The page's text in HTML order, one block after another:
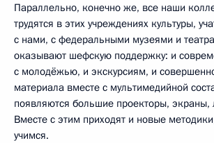
Параллельно, конечно же, все наши
трудятся в этих учреждениях культуры,
с нами, с федеральными музеями и
оказывают шефскую поддержку: и
с молодёжью, и экскурсиям, и
материала вместе с мультимедийной
появляются большие проекторы, экраны,
Вместе с этим приходят и новые
учимся.